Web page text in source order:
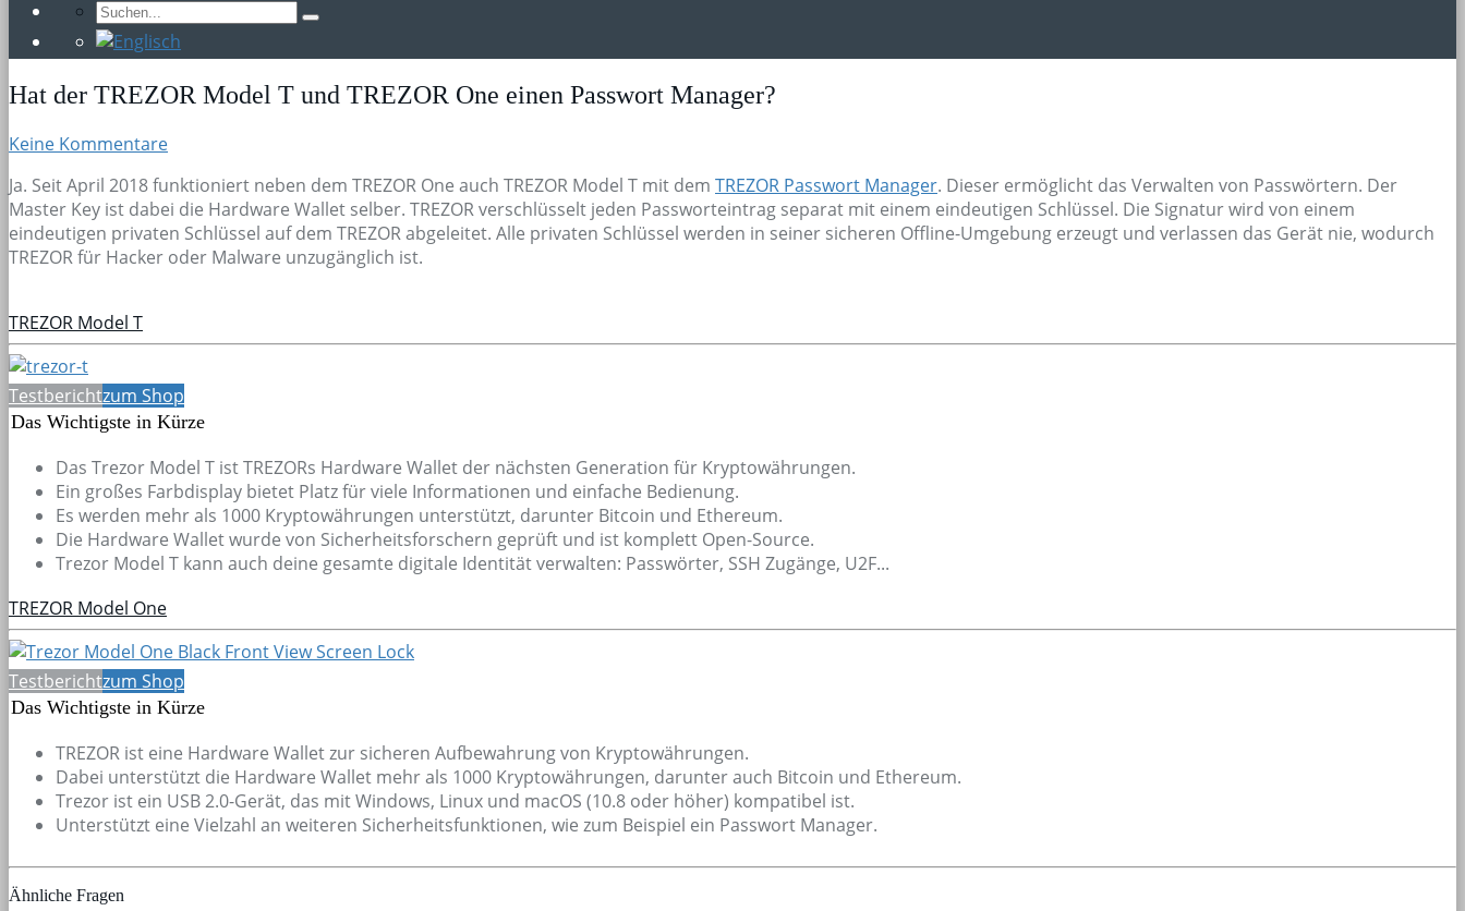
Hat der TREZOR Model T und TREZOR One einen Passwort Manager?
Keine Kommentare
Ja. Seit April 2018 funktioniert neben dem TREZOR One auch TREZOR Model T mit dem TREZOR Passwort Manager. Dieser ermöglicht das Verwalten von Passwörtern. Der
Master Key ist dabei die Hardware Wallet selber. TREZOR verschlüsselt jeden Passworteintrag separat mit einem eindeutigen Schlüssel. Die Signatur wird von einem
eindeutigen privaten Schlüssel auf dem TREZOR abgeleitet. Alle privaten Schlüssel werden in seiner sicheren Offline-Umgebung erzeugt und verlassen das Gerät nie, wodurch
TREZOR für Hacker oder Malware unzugänglich ist.
TREZOR Model T
Testberichtzum Shop
Das Wichtigste in Kürze
Das Trezor Model T ist TREZORs Hardware Wallet der nächsten Generation für Kryptowährungen.
Ein großes Farbdisplay bietet Platz für viele Informationen und einfache Bedienung.
Es werden mehr als 1000 Kryptowährungen unterstützt, darunter Bitcoin und Ethereum.
Die Hardware Wallet wurde von Sicherheitsforschern geprüft und ist komplett Open-Source.
Trezor Model T kann auch deine gesamte digitale Identität verwalten: Passwörter, SSH Zugänge, U2F...
TREZOR Model One
Testberichtzum Shop
Das Wichtigste in Kürze
TREZOR ist eine Hardware Wallet zur sicheren Aufbewahrung von Kryptowährungen.
Dabei unterstützt die Hardware Wallet mehr als 1000 Kryptowährungen, darunter auch Bitcoin und Ethereum.
Trezor ist ein USB 2.0-Gerät, das mit Windows, Linux und macOS (10.8 oder höher) kompatibel ist.
Unterstützt eine Vielzahl an weiteren Sicherheitsfunktionen, wie zum Beispiel ein Passwort Manager.
Ähnliche Fragen